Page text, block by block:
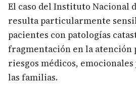
El caso del Instituto Nacional
resulta particularmente
pacientes con patologías
fragmentación en la atención
riesgos médicos,
las familias.